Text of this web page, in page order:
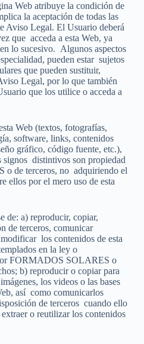
Web atribuye la condición de
la aceptación de todas las
Aviso Legal. El Usuario deberá
que acceda a esta Web, ya
lo sucesivo. Algunos aspectos
pueden estar sujetos
que pueden sustituir,
Legal, por lo que también
que los utilice o acceda a
Web (textos, fotografías,
software, links, contenidos
gráfico, código fuente, etc.),
signos distintivos son propiedad
de terceros, no adquiriendo el
ellos por el mero uso de esta
de: a) reproducir, copiar,
de terceros, comunicar
los contenidos de esta
en la ley o
FORMADOS SOLARES o
b) reproducir o copiar para
imágenes, los videos o las bases
así como comunicarlos
de terceros cuando ello
o reutilizar los contenidos